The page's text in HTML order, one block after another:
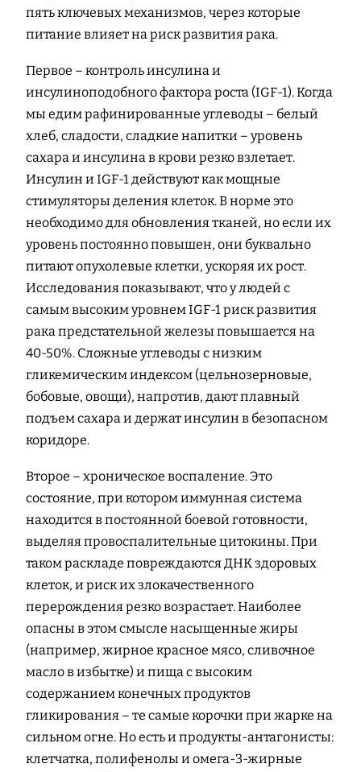
пять ключевых механизмов, через которые
питание влияет на риск развития рака.
Первое – контроль инсулина и
инсулиноподобного фактора роста (IGF-1). Когда
мы едим рафинированные углеводы – белый
хлеб, сладости, сладкие напитки – уровень
сахара и инсулина в крови резко взлетает.
Инсулин и IGF-1 действуют как мощные
стимуляторы деления клеток. В норме это
необходимо для обновления тканей, но если их
уровень постоянно повышен, они буквально
питают опухолевые клетки, ускоряя их рост.
Исследования показывают, что у людей с
самым высоким уровнем IGF-1 риск развития
рака предстательной железы повышается на
40-50%. Сложные углеводы с низким
гликемическим индексом (цельнозерновые,
бобовые, овощи), напротив, дают плавный
подъем сахара и держат инсулин в безопасном
коридоре.
Второе – хроническое воспаление. Это
состояние, при котором иммунная система
находится в постоянной боевой готовности,
выделяя провоспалительные цитокины. При
таком раскладе повреждаются ДНК здоровых
клеток, и риск их злокачественного
перерождения резко возрастает. Наиболее
опасны в этом смысле насыщенные жиры
(например, жирное красное мясо, сливочное
масло в избытке) и пища с высоким
содержанием конечных продуктов
гликирования – те самые корочки при жарке на
сильном огне. Но есть и продукты-антагонисты:
клетчатка, полифенолы и омега-3-жирные